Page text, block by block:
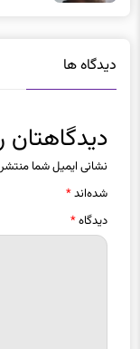
دیدگاه ها
دیدگاهتان
نشانی ایمیل شما
شده‌اند*
دیدگاه*